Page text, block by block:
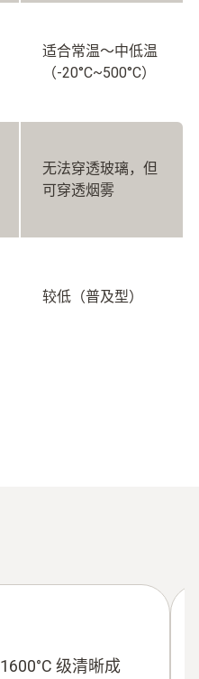
适合常温～中低温
（-20°C~500°C）
无法穿透玻璃，但
可穿透烟雾
较低（普及型）
1600°C 级清晰成